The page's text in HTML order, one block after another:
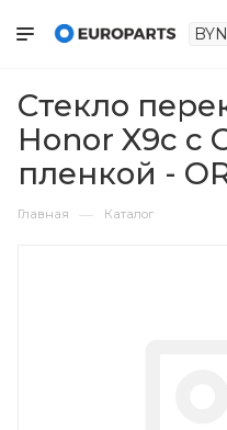
Стекло
Honor X9c с
пленкой -
Главная — Каталог